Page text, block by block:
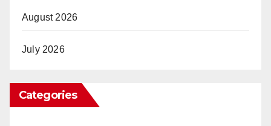
August 2026
July 2026
Categories